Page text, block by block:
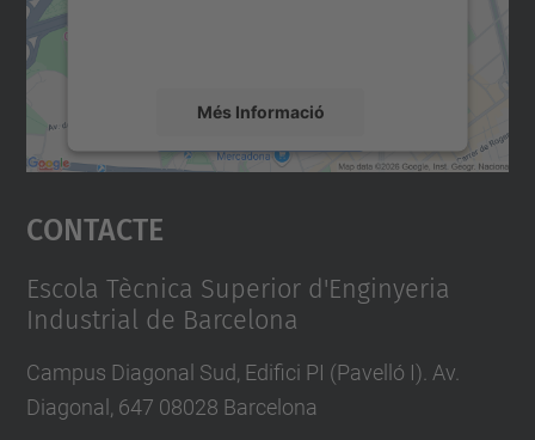
Més Informació
Accepta
powered by
Contacte
Escola Tècnica Superior d'Enginyeria
Industrial de Barcelona
Campus Diagonal Sud, Edifici PI (Pavelló I). Av.
Diagonal, 647 08028 Barcelona